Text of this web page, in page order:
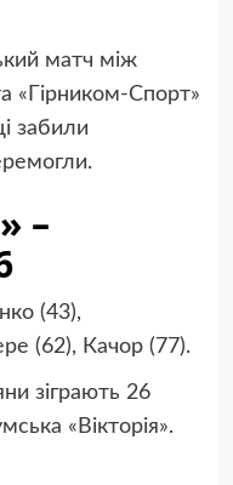
матч між
«Гірником-Спорт»
забили
–
(43),
(62), Качор (77).
зіграють 26
«Вікторія».